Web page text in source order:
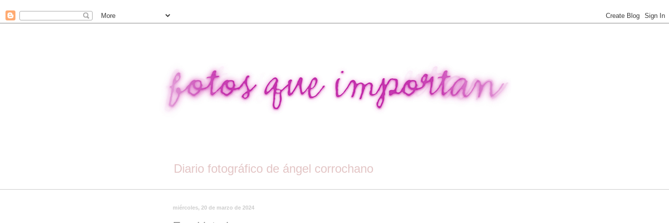
Diario fotográfico de ángel corrochano
miércoles, 20 de marzo de 2024